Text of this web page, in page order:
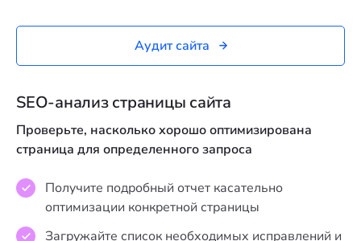
Аудит сайта
SEO-анализ страницы сайта
Проверьте, насколько хорошо оптимизирована
страница для определенного запроса
Получите подробный отчет касательно
оптимизации конкретной страницы
Загружайте список необходимых исправлений и